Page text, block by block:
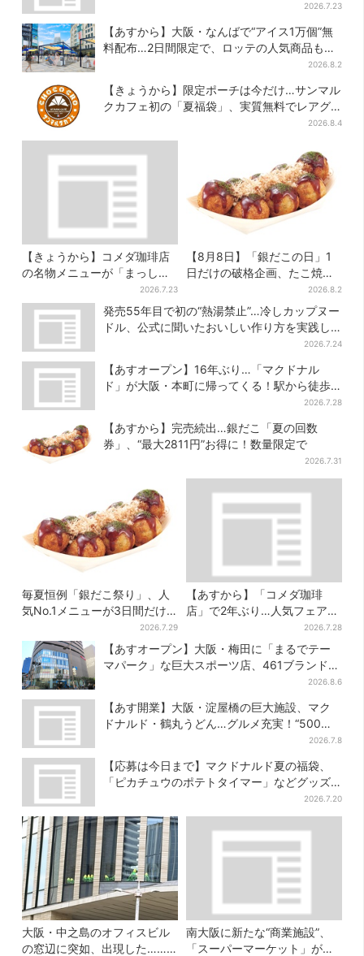
2026.7.23
【あすから】大阪・なんばで“アイス1万個”無
料配布…2日間限定で、ロッテの人気商品もら
2026.8.2
【きょうから】限定ポーチは今だけ…サンマル
クカフェ初の「夏福袋」、実質無料でレアグ
2026.8.4
【きょうから】コメダ珈琲店
の名物メニューが「まっし
ろ」に…期間限定の2品が登場
2026.7.23
【8月8日】「銀だこの日」1
日だけの破格企画、たこ焼き1
舟が88円に…先着88名限り
2026.8.2
発売55年目で初の“熱湯禁止”…冷しカップヌー
ドル、公式に聞いたおいしい作り方を実践し
2026.7.24
【あすオープン】16年ぶり…「マクドナル
ド」が大阪・本町に帰ってくる！駅から徒歩1
2026.7.28
【あすから】完売続出…銀だこ「夏の回数
券」、“最大2811円”お得に！数量限定で
2026.7.31
毎夏恒例「銀だこ祭り」、人
気No.1メニューが3日間だけ
2026.7.29
【あすから】「コメダ珈琲
店」で2年ぶり…人気フェアが
復活！“ハワイ旅行が当た
る”キャンペーンも
2026.7.28
【あすオープン】大阪・梅田に「まるでテー
マパーク」な巨大スポーツ店、461ブランド集
2026.8.6
【あす開業】大阪・淀屋橋の巨大施設、マク
ドナルド・鶴丸うどん…グルメ充実！“500円
2026.7.8
【応募は今日まで】マクドナルド夏の福袋、
「ピカチュウのポテトタイマー」などグッズ3
2026.7.20
大阪・中之島のオフィスビル
の窓辺に突如、出現した……
南大阪に新たな“商業施設”、
「スーパーマーケット」が先